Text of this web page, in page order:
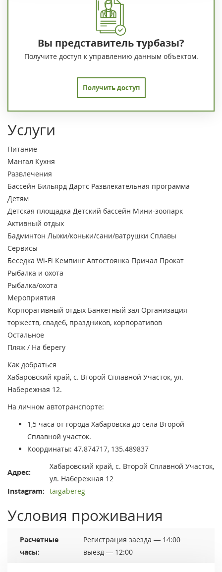
Вы представитель турбазы?
Получите доступ к управлению данным объектом.
Получить доступ
Услуги
Питание
Мангал Кухня
Развлечения
Бассейн Бильярд Дартс Развлекательная программа
Детям
Детская площадка Детский бассейн Мини-зоопарк
Активный отдых
Бадминтон Лыжи/коньки/сани/ватрушки Сплавы
Сервисы
Беседка Wi-Fi Кемпинг Автостоянка Причал Прокат
Рыбалка и охота
Рыбалка/охота
Мероприятия
Корпоративный отдых Банкетный зал Организация
торжеств, свадеб, праздников, корпоративов
Остальное
Пляж / На берегу
Как добраться
Хабаровский край, с. Второй Сплавной Участок, ул.
Набережная 12.
На личном автотранспорте:
1,5 часа от города Хабаровска до села Второй
Сплавной участок.
Координаты: 47.874717, 135.489837
Адрес:
Хабаровский край, с. Второй Сплавной Участок,
ул. Набережная 12
Instagram: taigabereg
Условия проживания
Расчетные
часы:
Регистрация заезда — 14:00
выезд — 12:00